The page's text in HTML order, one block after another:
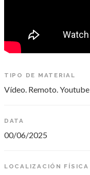
TIPO DE MATERIAL
Vídeo. Remoto. Youtube
DATA
00/06/2025
LOCALIZACIÓN FÍSICA